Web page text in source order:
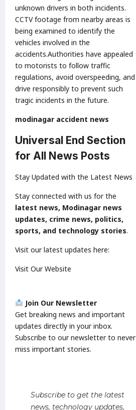
unknown drivers in both incidents.
CCTV footage from nearby areas is
being examined to identify the
vehicles involved in the
accidents.Authorities have appealed
to motorists to follow traffic
regulations, avoid overspeeding, and
drive responsibly to prevent such
tragic incidents in the future.
modinagar accident news
Universal End Section
for All News Posts
Stay Updated with the Latest News
Stay connected with us for the
latest news, Modinagar news
updates, crime news, politics,
sports, and technology stories.
Visit our latest updates here:
Visit Our Website
Join Our Newsletter
Get breaking news and important
updates directly in your inbox.
Subscribe to our newsletter to never
miss important stories.
Subscribe to get the latest
news, technology updates,